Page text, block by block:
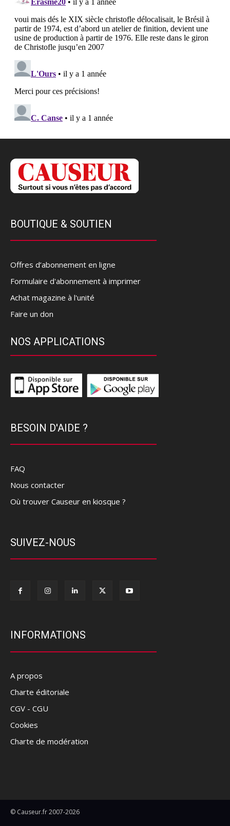
BOUTIQUE & SOUTIEN
Offres d’abonnement en ligne
Formulaire d'abonnement à imprimer
Achat magazine à l'unité
Faire un don
NOS APPLICATIONS
BESOIN D'AIDE ?
FAQ
Nous contacter
Où trouver Causeur en kiosque ?
SUIVEZ-NOUS
INFORMATIONS
A propos
Charte éditoriale
CGV - CGU
Cookies
Charte de modération
© Causeur.fr 2007-2026